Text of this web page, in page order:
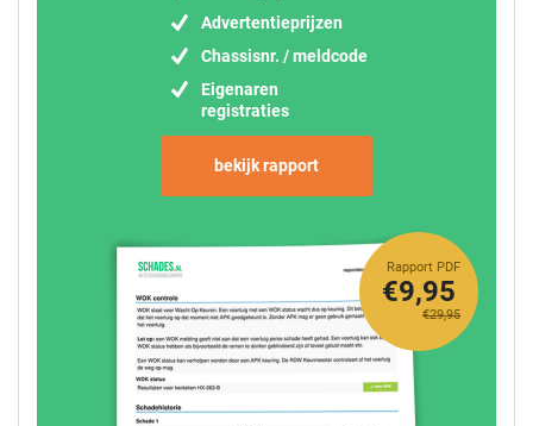
Advertentieprijzen
Chassisnr. / meldcode
Eigenaren
registraties
bekijk rapport
Rapport PDF
€29,95
€9,95